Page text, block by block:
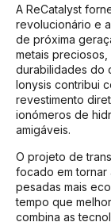
A ReCatalyst
revolucionário e
de próxima
metais
durabilidades do
Ionysis contribui
revestimento
ionómeros de
amigáveis.
O projeto de
focado em tornar
pesadas mais
tempo que
combina as